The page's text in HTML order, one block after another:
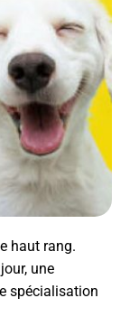
haut rang.
une
spécialisation